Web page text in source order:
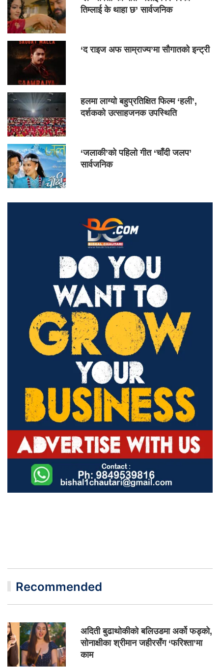
तिम्लाई के थाहा छ’ सार्वजनिक
‘द राइज अफ साम्राज्य’मा सौगातको इन्ट्री
हलमा लाग्यो बहुप्रतिक्षित फिल्म ‘हली’,
दर्शकको उत्साहजनक उपस्थिति
‘जलाकी’को पहिलो गीत ‘चाँदी जलप’
सार्वजनिक
Recommended
अदिती बुढाथोकीको बलिउडमा अर्को फड्को,
सोनाक्षीका श्रीमान जहीरसँग ‘फरिश्ता’मा
काम